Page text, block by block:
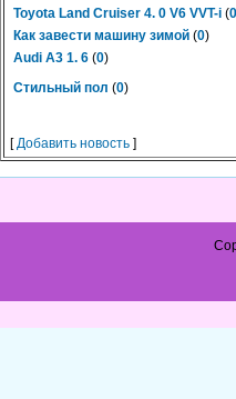
Toyota Land Cruiser 4. 0 V6 VVT-i (0
Как завести машину зимой (0)
Audi A3 1. 6 (0)
Стильный пол (0)
[Добавить новость ]